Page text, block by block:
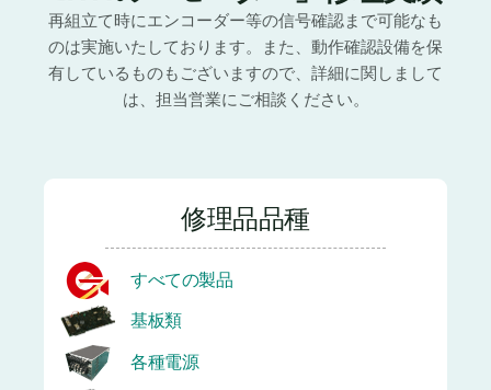
再組立て時にエンコーダー等の信号確認まで可能なも
のは実施いたしております。また、動作確認設備を保
有しているものもございますので、詳細に関しまして
は、担当営業にご相談ください。
修理品品種
すべての製品
基板類
各種電源